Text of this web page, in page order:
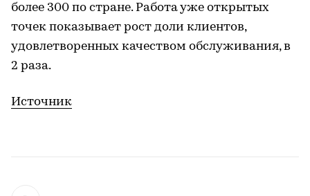
более 300 по стране. Работа уже открытых
точек показывает рост доли клиентов,
удовлетворенных качеством обслуживания, в
2 раза.
Источник